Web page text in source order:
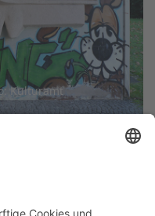
Kulturamt